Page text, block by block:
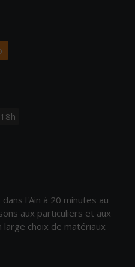
l'Ain à 20 minutes au
aux particuliers et aux
choix de matériaux